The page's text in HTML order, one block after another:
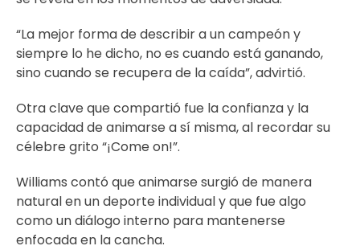
“La mejor forma de describir a un campeón y
siempre lo he dicho, no es cuando está ganando,
sino cuando se recupera de la caída”, advirtió.
Otra clave que compartió fue la confianza y la
capacidad de animarse a sí misma, al recordar su
célebre grito “¡Come on!”.
Williams contó que animarse surgió de manera
natural en un deporte individual y que fue algo
como un diálogo interno para mantenerse
enfocada en la cancha.